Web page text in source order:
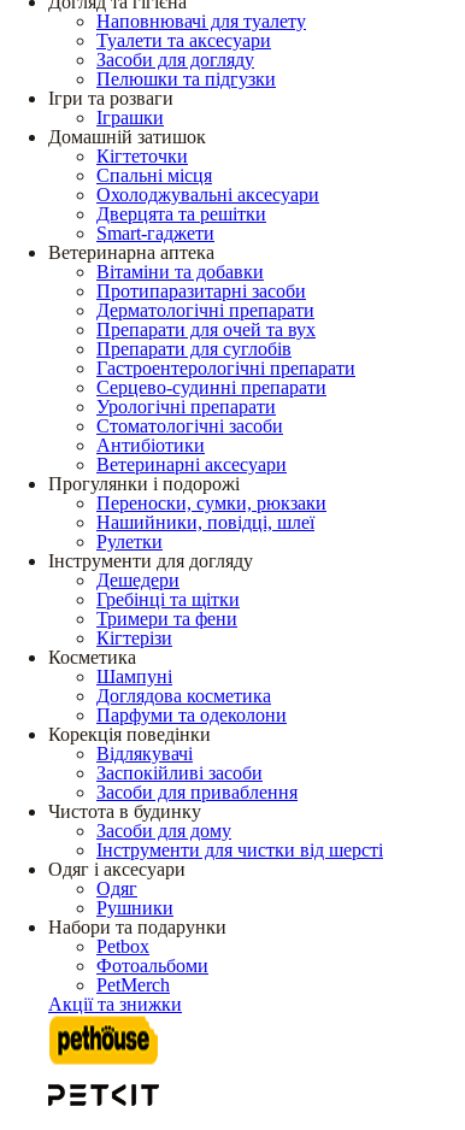
Наповнювачі для туалету
Туалети та аксесуари
Засоби для догляду
Пелюшки та підгузки
Ігри та розваги
Іграшки
Домашній затишок
Кігтеточки
Спальні місця
Охолоджувальні аксесуари
Дверцята та решітки
Smart-гаджети
Ветеринарна аптека
Вітаміни та добавки
Протипаразитарні засоби
Дерматологічні препарати
Препарати для очей та вух
Препарати для суглобів
Гастроентерологічні препарати
Серцево-судинні препарати
Урологічні препарати
Стоматологічні засоби
Антибіотики
Ветеринарні аксесуари
Прогулянки і подорожі
Переноски, сумки, рюкзаки
Нашийники, повідці, шлеї
Рулетки
Інструменти для догляду
Дешедери
Гребінці та щітки
Тримери та фени
Кігтерізи
Косметика
Шампуні
Доглядова косметика
Парфуми та одеколони
Корекція поведінки
Відлякувачі
Заспокійливі засоби
Засоби для приваблення
Чистота в будинку
Засоби для дому
Інструменти для чистки від шерсті
Одяг і аксесуари
Одяг
Рушники
Набори та подарунки
Petbox
Фотоальбоми
PetMerch
Акції та знижки